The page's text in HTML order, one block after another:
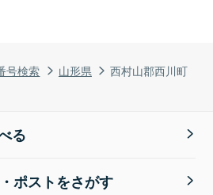
号検索 山形県 西村山郡西川町
る
ポストをさがす